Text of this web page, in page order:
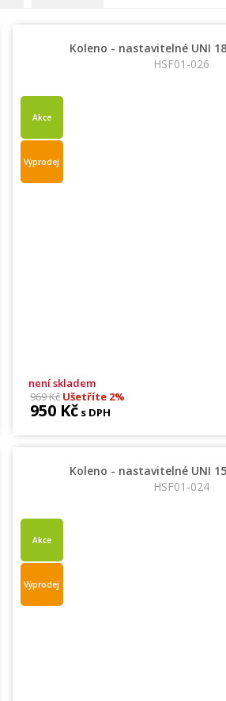
Koleno - nastavitelné UNI
HSF01-026
Akce
Výprodej
není skladem
969 Kč Ušetříte 2%
950 Kč s DPH
Koleno - nastavitelné UNI
HSF01-024
Akce
Výprodej